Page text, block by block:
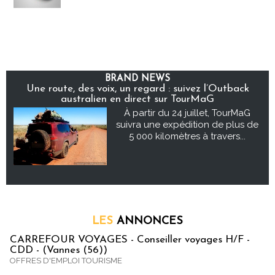
BRAND NEWS
Une route, des voix, un regard : suivez l’Outback
australien en direct sur TourMaG
À partir du 24 juillet, TourMaG
suivra une expédition de plus de
5 000 kilomètres à travers...
LES ANNONCES
CARREFOUR VOYAGES - Conseiller voyages H/F -
CDD - (Vannes (56))
OFFRES D'EMPLOI TOURISME